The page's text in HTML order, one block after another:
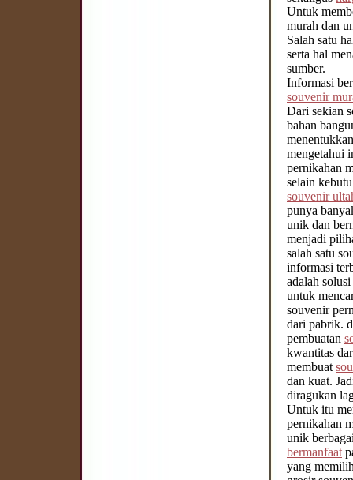
Untuk
murah dan
Salah satu
serta hal
sumber.
Informasi
souvenir
Dari sekian
bahan
mengetahui
pernikahan
selain
souvenir
punya
unik dan
menjadi
salah satu
informasi
adalah
untuk
souvenir
dari pabrik.
pembuatan
kwantitas
membuat
dan kuat.
diragukan
Untuk itu
pernikahan
unik
bermanfaat
yang